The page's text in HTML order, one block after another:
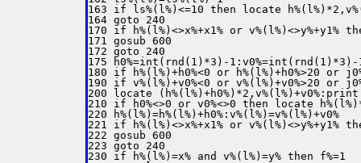
163 if ls%(l%)<=10 then locate
164 goto 240
170 if h%(l%)<>x%+x1% or v%(l%)<>y%+y1%
171 gosub 600
172 goto 240
175 h0%=int(rnd(1)*3)-
180 if h%(l%)+h0%<0 or h%(l%)+h0%>20 or
190 if v%(l%)+v0%<0 or v%(l%)+v0%>20 or
200 locate
210 if h0%<>0 or v0%<>0 then locate
220 h%(l%)=h%(l%)+h0%:v%(l%)=v%(l%)+v0%
221 if h%(l%)<>x%+x1% or v%(l%)<>y%+y1%
222 gosub 600
223 goto 240
230 if h%(l%)=x% and v%(l%)=y% then f%=1